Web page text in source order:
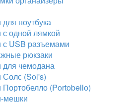
ноутбука
с одной лямкой
с USB разъемами
рюкзаки
для чемодана
Солс (Sol's)
Портобелло (Portobello)
мешки